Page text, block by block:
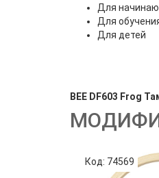
Для
Для
Для детей
BEE DF603 Frog
Код: 74569